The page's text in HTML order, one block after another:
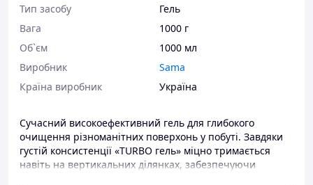
Тип засобу
Гель
Вага
1000 г
Об`єм
1000 мл
Виробник
Sama
Країна виробник
Україна
Сучасний високоефективний гель для глибокого
очищення різноманітних поверхонь у побуті. Завдяки
густій консистенції «TURBO гель» міцно тримається
навіть на вертикальних ділянках, забезпечуючи